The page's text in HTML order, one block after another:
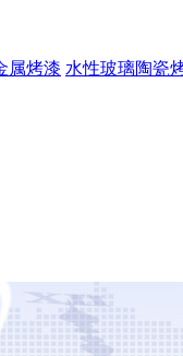
属烤漆 水性玻璃陶瓷